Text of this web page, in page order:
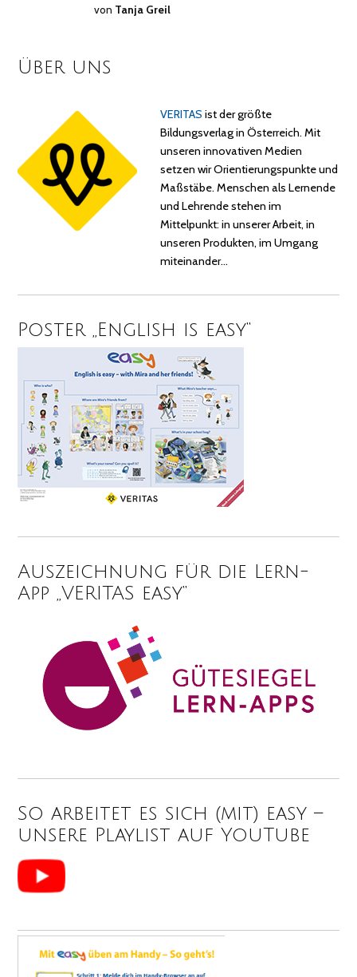
von Tanja Greil
Über uns
VERITAS ist der größte
Bildungsverlag in Österreich. Mit
unseren innovativen Medien
setzen wir Orientierungspunkte und
Maßstäbe. Menschen als Lernende
und Lehrende stehen im
Mittelpunkt: in unserer Arbeit, in
unseren Produkten, im Umgang
miteinander…
Poster „English is easy“
Auszeichnung für die Lern-
App „VERITAS easy“
So arbeitet es sich (mit) easy –
unsere Playlist auf YouTube